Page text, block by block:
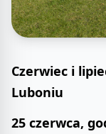
Czerwiec i
Luboniu
25 czerwca,